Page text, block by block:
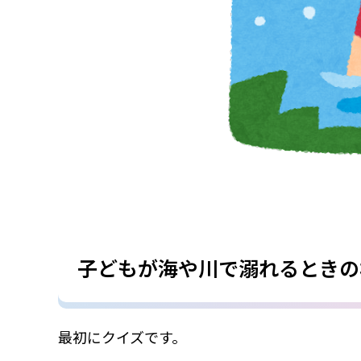
子どもが海や川で溺れるとき
最初にクイズです。